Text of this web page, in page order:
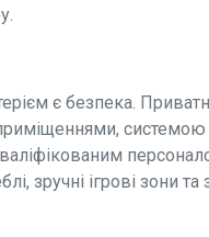
є безпека.
зручні ігрові зони та